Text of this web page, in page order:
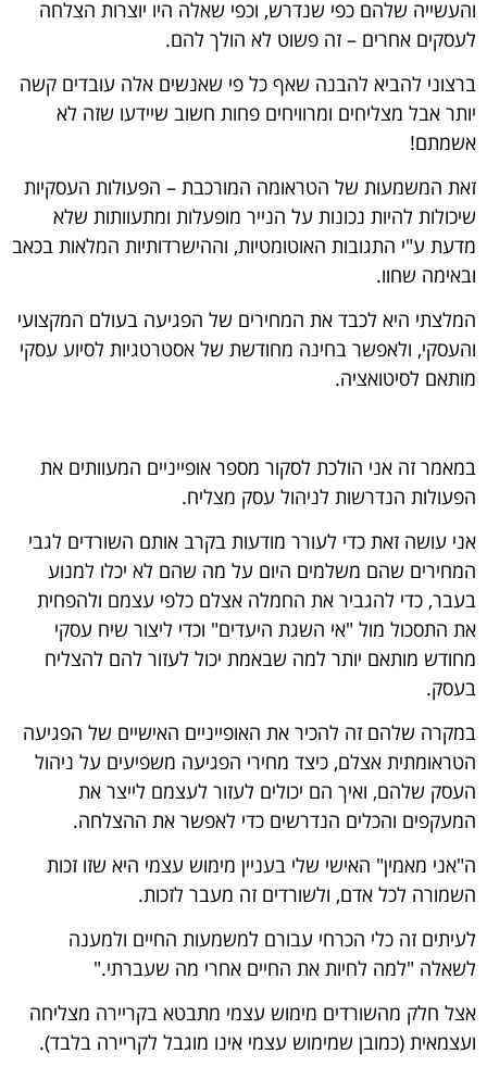
והעשייה שלהם כפי שנדרש, וכפי שאלה היו יוצרות הצלחה
לעסקים אחרים – זה פשוט לא הולך להם.
ברצוני להביא להבנה שאף כל פי שאנשים אלה עובדים קשה
יותר אבל מצליחים ומרוויחים פחות חשוב שיידעו שזה לא
אשמתם!
זאת המשמעות של הטראומה המורכבת – הפעולות העסקיות
שיכולות להיות נכונות על הנייר מופעלות ומתעוותות שלא
מדעת ע"י התגובות האוטומטיות, וההישרדותיות המלאות בכאב
ובאימה שחוו.
המלצתי היא לכבד את המחירים של הפגיעה בעולם המקצועי
והעסקי, ולאפשר בחינה מחודשת של אסטרטגיות לסיוע עסקי
מותאם לסיטואציה.
במאמר זה אני הולכת לסקור מספר אופייניים המעוותים את
הפעולות הנדרשות לניהול עסק מצליח.
אני עושה זאת כדי לעורר מודעות בקרב אותם השורדים לגבי
המחירים שהם משלמים היום על מה שהם לא יכלו למנוע
בעבר, כדי להגביר את החמלה אצלם כלפי עצמם ולהפחית
את התסכול מול "אי השגת היעדים" וכדי ליצור שיח עסקי
מחודש מותאם יותר למה שבאמת יכול לעזור להם להצליח
בעסק.
במקרה שלהם זה להכיר את האופייניים האישיים של הפגיעה
הטראומתית אצלם, כיצד מחירי הפגיעה משפיעים על ניהול
העסק שלהם, ואיך הם יכולים לעזור לעצמם לייצר את
המעקפים והכלים הנדרשים כדי לאפשר את ההצלחה.
ה"אני מאמין" האישי שלי בעניין מימוש עצמי היא שזו זכות
השמורה לכל אדם, ולשורדים זה מעבר לזכות.
לעיתים זה כלי הכרחי עבורם למשמעות החיים ולמענה
לשאלה "למה לחיות את החיים אחרי מה שעברתי."
אצל חלק מהשורדים מימוש עצמי מתבטא בקריירה מצליחה
ועצמאית (כמובן שמימוש עצמי אינו מוגבל לקריירה בלבד).